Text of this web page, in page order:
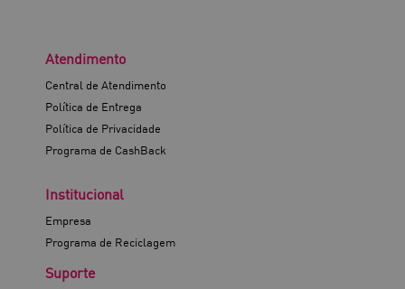
Atendimento
Central de Atendimento
Política de Entrega
Política de Privacidade
Programa de CashBack
Institucional
Empresa
Programa de Reciclagem
Suporte